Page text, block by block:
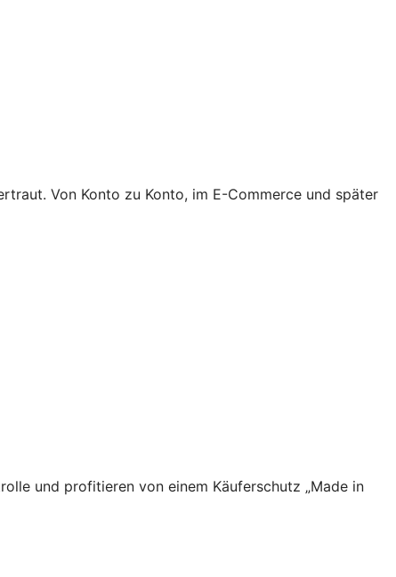
Von Konto zu Konto, im E-Commerce und später
und profitieren von einem Käuferschutz „Made in